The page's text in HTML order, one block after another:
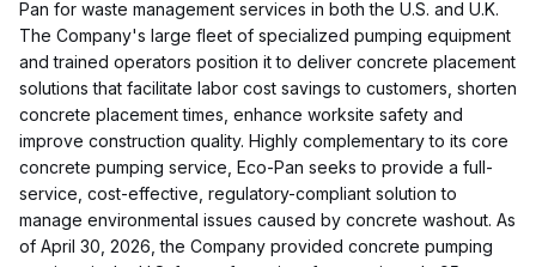
Pan for waste management services in both the U.S. and U.K.
The Company's large fleet of specialized pumping equipment
and trained operators position it to deliver concrete placement
solutions that facilitate labor cost savings to customers, shorten
concrete placement times, enhance worksite safety and
improve construction quality. Highly complementary to its core
concrete pumping service, Eco-Pan seeks to provide a full-
service, cost-effective, regulatory-compliant solution to
manage environmental issues caused by concrete washout. As
of April 30, 2026, the Company provided concrete pumping